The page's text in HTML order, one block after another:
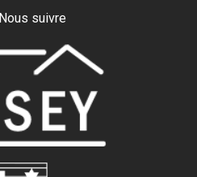
Nous suivre